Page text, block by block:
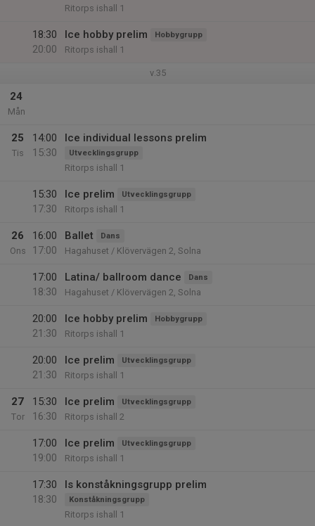
Ritorps ishall 1
18:30
20:00
Ice hobby prelim Hobbygrupp
Ritorps ishall 1
v.35
24
Mån
25
Tis
14:00
15:30
Ice individual lessons prelim
Utvecklingsgrupp
Ritorps ishall 1
15:30
17:30
Ice prelim Utvecklingsgrupp
Ritorps ishall 1
26
Ons
16:00
17:00
Ballet Dans
Hagahuset / Klövervägen 2, Solna
17:00
18:30
Latina/ ballroom dance Dans
Hagahuset / Klövervägen 2, Solna
20:00
21:30
Ice hobby prelim Hobbygrupp
Ritorps ishall 1
20:00
21:30
Ice prelim Utvecklingsgrupp
Ritorps ishall 1
27
Tor
15:30
16:30
Ice prelim Utvecklingsgrupp
Ritorps ishall 2
17:00
19:00
Ice prelim Utvecklingsgrupp
Ritorps ishall 1
17:30
18:30
Is konståkningsgrupp prelim
Konståkningsgrupp
Ritorps ishall 1